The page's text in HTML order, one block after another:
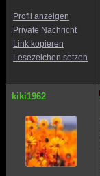
Profil anzeigen
Private Nachricht
Link kopieren
Lesezeichen setzen
kiki1962